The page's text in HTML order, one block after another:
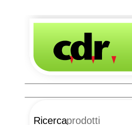
Ricercaprodotti